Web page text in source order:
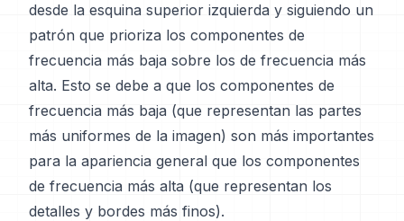
desde la esquina superior izquierda y siguiendo un
patrón que prioriza los componentes de
frecuencia más baja sobre los de frecuencia más
alta. Esto se debe a que los componentes de
frecuencia más baja (que representan las partes
más uniformes de la imagen) son más importantes
para la apariencia general que los componentes
de frecuencia más alta (que representan los
detalles y bordes más finos).